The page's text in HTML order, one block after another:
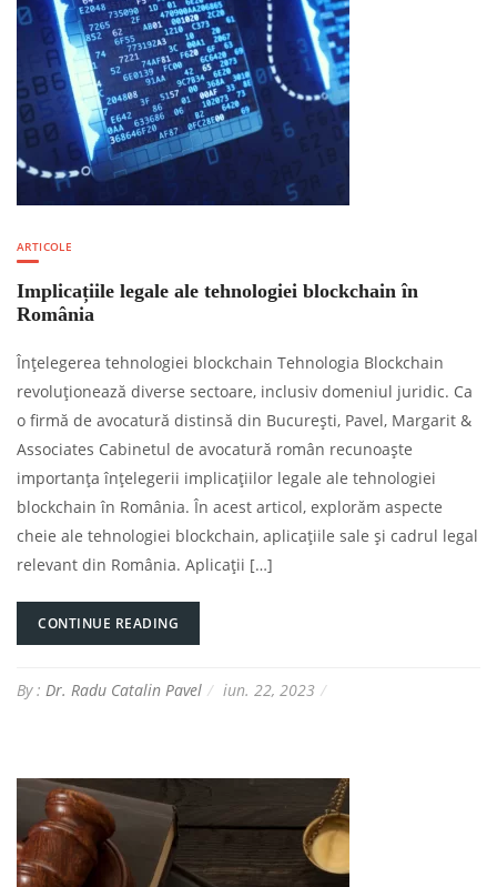
ARTICOLE
Implicațiile legale ale tehnologiei blockchain în
România
Înțelegerea tehnologiei blockchain Tehnologia Blockchain
revoluționează diverse sectoare, inclusiv domeniul juridic. Ca
o firmă de avocatură distinsă din București, Pavel, Margarit &
Associates Cabinetul de avocatură român recunoaște
importanța înțelegerii implicațiilor legale ale tehnologiei
blockchain în România. În acest articol, explorăm aspecte
cheie ale tehnologiei blockchain, aplicațiile sale și cadrul legal
relevant din România. Aplicații […]
CONTINUE READING
By : Dr. Radu Catalin Pavel iun. 22, 2023